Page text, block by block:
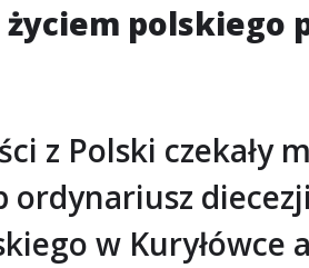
polskiego
z Polski czekały
ordynariusz
w Kuryłówce